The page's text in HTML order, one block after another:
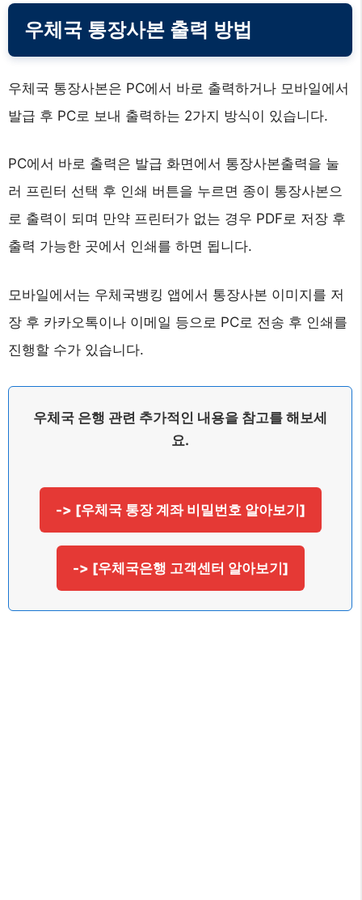
우체국 통장사본 출력 방법
우체국 통장사본은 PC에서 바로 출력하거나 모바일에서
발급 후 PC로 보내 출력하는 2가지 방식이 있습니다.
PC에서 바로 출력은 발급 화면에서 통장사본출력을 눌
러 프린터 선택 후 인쇄 버튼을 누르면 종이 통장사본으
로 출력이 되며 만약 프린터가 없는 경우 PDF로 저장 후
출력 가능한 곳에서 인쇄를 하면 됩니다.
모바일에서는 우체국뱅킹 앱에서 통장사본 이미지를 저
장 후 카카오톡이나 이메일 등으로 PC로 전송 후 인쇄를
진행할 수가 있습니다.
우체국 은행 관련 추가적인 내용을 참고를 해보세
요.
-> [우체국 통장 계좌 비밀번호 알아보기]
-> [우체국은행 고객센터 알아보기]